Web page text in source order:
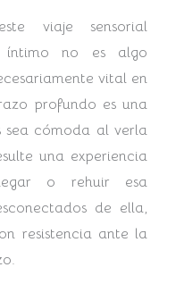
viaje sensorial
íntimo no es algo
vital en
profundo es una
sea cómoda al verla
una experiencia
o rehuir esa
de ella,
resistencia ante la